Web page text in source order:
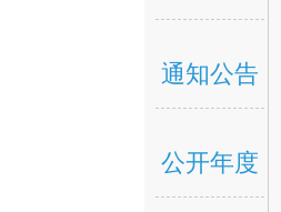
通知公告
公开年度